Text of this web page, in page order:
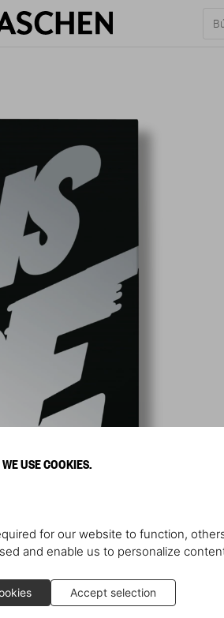
WE USE COOKIES.
for our website to function,
and enable us to personalize
Accept selection